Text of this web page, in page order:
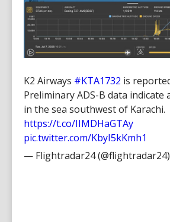
K2 Airways #KTA1732 is
Preliminary ADS-B data indicate
in the sea southwest of Karachi.
https://t.co/IIMDHaGTAy
pic.twitter.com/KbyI5kKmh1
— Flightradar24 (@flightradar24)